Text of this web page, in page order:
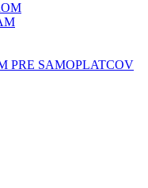
PRE SAMOPLATCOV